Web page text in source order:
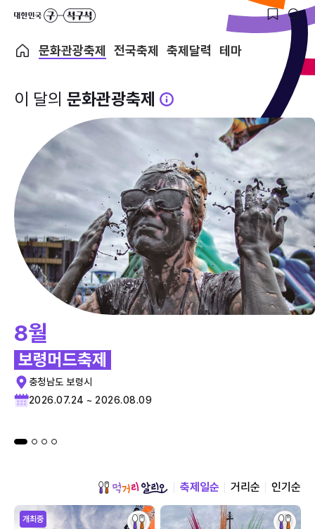
문화관광축제 전국축제 축제달력 테마
이 달의 문화관광축제
8월
보령머드축제
충청남도 보령시
2026.07.24 ~ 2026.08.09
축제일순 거리순 인기순
개최중